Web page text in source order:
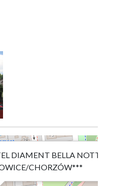
DIAMENT BELLA NOTTE
CHORZÓW***